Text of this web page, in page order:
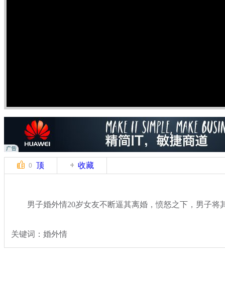
0 顶 收藏
男子婚外情20岁女友不断逼其离婚，愤怒之下，男子将
关键词：婚外情